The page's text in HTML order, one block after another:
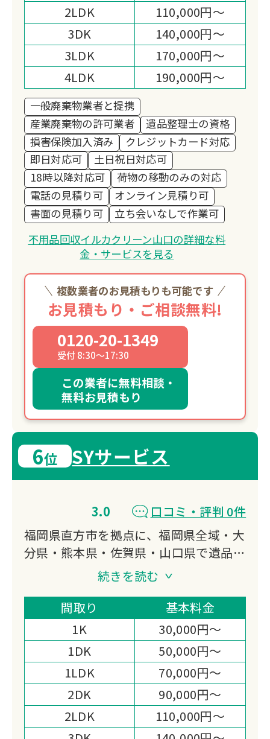
2LDK
110,000円～
3DK
140,000円～
3LDK
170,000円～
4LDK
190,000円～
一般廃棄物業者と提携
産業廃棄物の許可業者
遺品整理士の資格
損害保険加入済み
クレジットカード対応
即日対応可
土日祝日対応可
18時以降対応可
荷物の移動のみの対応
電話の見積り可
オンライン見積り可
書面の見積り可
立ち会いなしで作業可
不用品回収イルカクリーン山口の詳細な料
金・サービスを見る
複数業者のお見積もりも可能です
お見積もり・ご相談無料!
0120-20-1349
受付 8:30～17:30
この業者に無料相談・
無料お見積もり
6位 SYサービス
3.0
口コミ・評判 0件
福岡県直方市を拠点に、福岡県全域・大
分県・熊本県・佐賀県・山口県で遺品整
理・生前整理・特殊清掃に対応していま
遺品整理士と特殊清掃資格を保有するス
タッフが在籍し、損害保険加入済みの安
心体制のもと、一括して担える点が選ば
れる理由です。
続きを読む
間取り
基本料金
1K
30,000円～
1DK
50,000円～
1LDK
70,000円～
2DK
90,000円～
2LDK
110,000円～